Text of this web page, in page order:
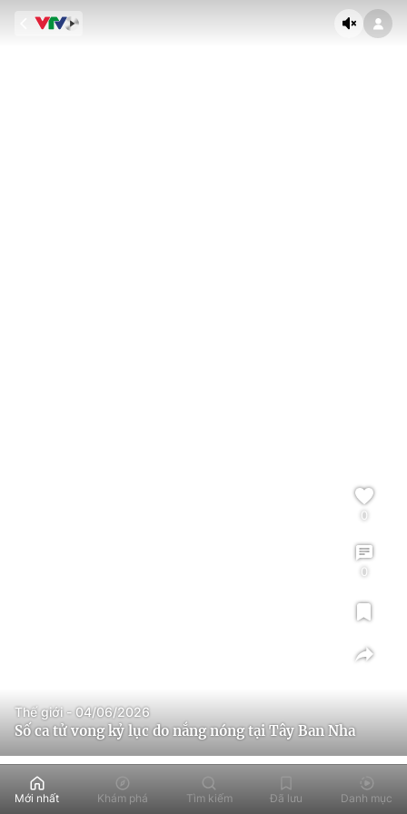
Số ca tử vong kỷ lục do nắng nóng tại Tây Ban Nha
Thế giới - 04/06/2026
0
0
Mới nhất Khám phá Tìm kiếm Đã lưu Danh mục